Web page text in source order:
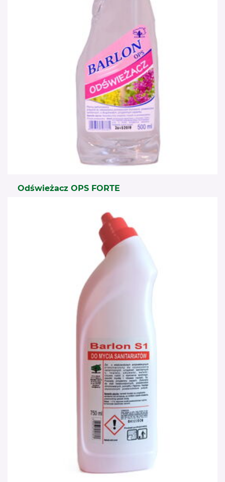
Odświeżacz OPS FORTE